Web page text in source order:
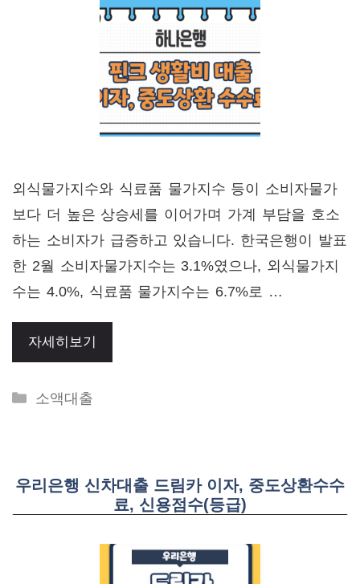
외식물가지수와 식료품 물가지수 등이 소비자물가
보다 더 높은 상승세를 이어가며 가계 부담을 호소
하는 소비자가 급증하고 있습니다. 한국은행이 발표
한 2월 소비자물가지수는 3.1%였으나, 외식물가지
수는 4.0%, 식료품 물가지수는 6.7%로 …
자세히보기
Categories
소액대출
우리은행 신차대출 드림카 이자, 중도상환수수
료, 신용점수(등급)